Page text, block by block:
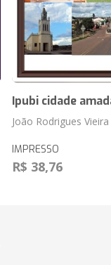
Ipubi cidade
João Rodrigues Vieira
IMPRESSO
R$ 38,76